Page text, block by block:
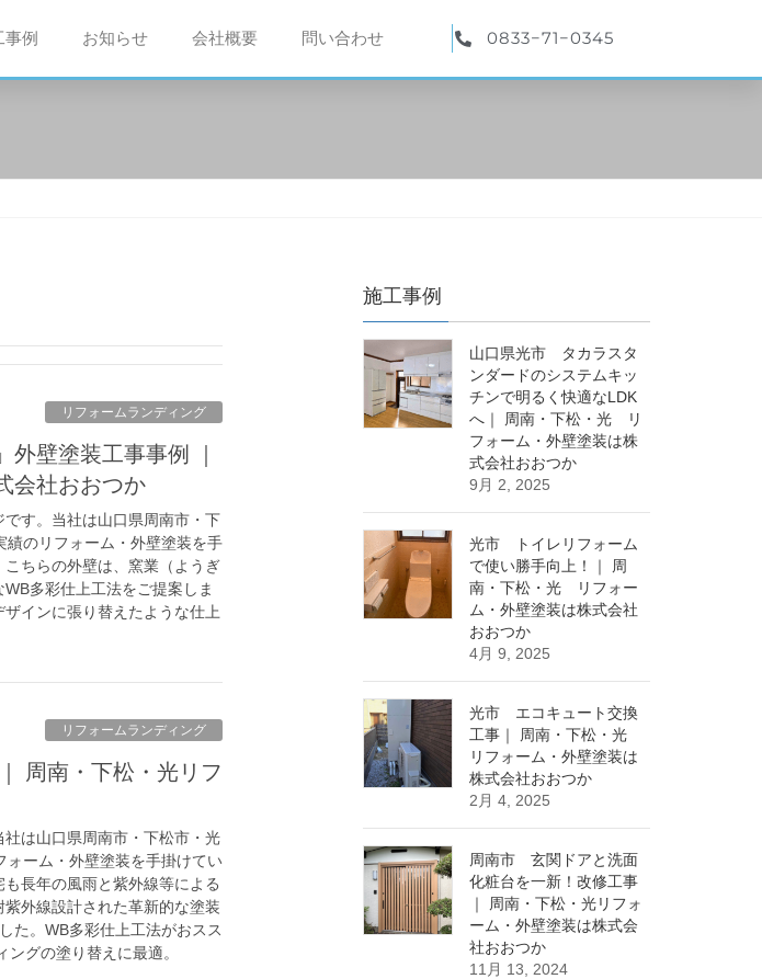
事例 お知らせ 会社概要 問い合わせ 0833−71−0345
リフォームランディング
会社おおつか
す。当社は山口県周南市・下
のリフォーム・外壁塗装を手
ちらの外壁は、窯業（ようぎ
多彩仕上工法をご提案しま
インに張り替えたような仕上
リフォームランディング
は山口県周南市・下松市・光
ーム・外壁塗装を手掛けてい
長年の風雨と紫外線等による
外線設計された革新的な塗装
た。WB多彩仕上工法がおスス
グの塗り替えに最適。
施工事例
山口県光市 タカラスタ
ンダードのシステムキッ
チンで明るく快適なLDK
へ｜ 周南・下松・光 リ
フォーム・外壁塗装は株
式会社おおつか
9月 2, 2025
光市 トイレリフォーム
で使い勝手向上！｜ 周
南・下松・光 リフォー
ム・外壁塗装は株式会社
おおつか
4月 9, 2025
光市 エコキュート交換
工事｜ 周南・下松・光
リフォーム・外壁塗装は
株式会社おおつか
2月 4, 2025
周南市 玄関ドアと洗面
化粧台を一新！改修工事
｜ 周南・下松・光リフォ
ーム・外壁塗装は株式会
社おおつか
11月 13, 2024